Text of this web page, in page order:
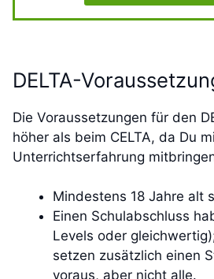
DELTA-
Die Voraussetzungen für den
höher als beim CELTA, da Du
Unterrichtserfahrung
Mindestens 18 Jahre alt
Einen Schulabschluss
Levels oder
setzen zusätzlich einen
voraus, aber nicht alle.